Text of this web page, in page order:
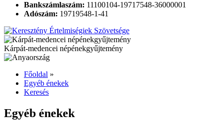
Bankszámlaszám: 11100104-19717548-36000001
Adószám: 19719548-1-41
Kárpát-medencei népénekgyűjtemény
Főoldal »
Egyéb énekek
Keresés
Egyéb énekek